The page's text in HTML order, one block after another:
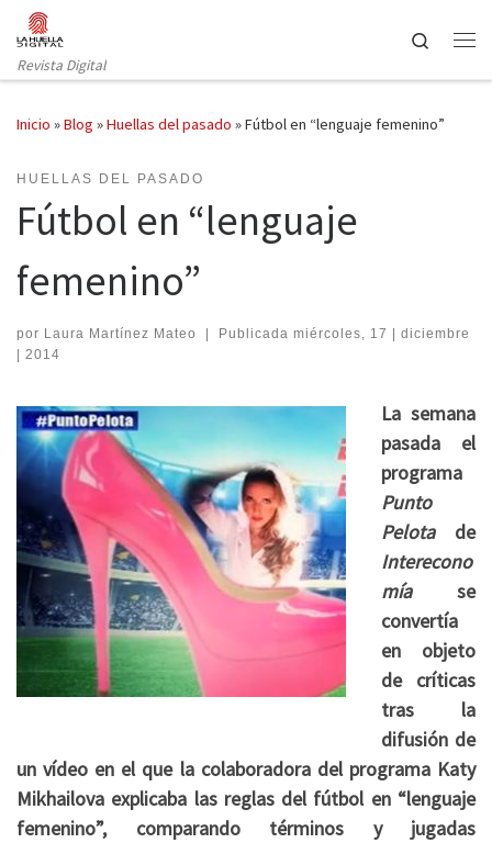
Saltar al contenido
Revista Digital
Search
Inicio »Blog »Huellas del pasado »Fútbol en “lenguaje femenino”
HUELLAS DEL PASADO
Fútbol en “lenguaje
femenino”
por Laura Martínez Mateo | Publicada miércoles, 17 | diciembre
| 2014
La semana
pasada el
programa
Punto
Pelotade
Interecono
míase
convertía
en objeto
de críticas
tras la
difusión de
un vídeo en el que la colaboradora del programa Katy
Mikhailova explicaba las reglas del fútbol en “lenguaje
femenino”, comparando términos y jugadas